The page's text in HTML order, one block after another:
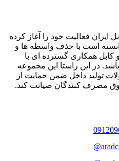
ایران فعالیت خود را آغاز کرده
توانسته است با حذف واسطه ها و
کابل همکاری گسترده ای با
در این راستا این مجموعه
تولید داخل ضمن حمایت از
مصرف کنندگان صیانت کند.